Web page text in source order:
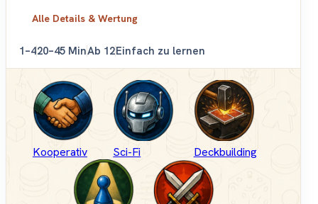
Alle Details & Wertung
1–420–45 MinAb 12Einfach zu lernen
Kooperativ Sci-Fi Deckbuilding